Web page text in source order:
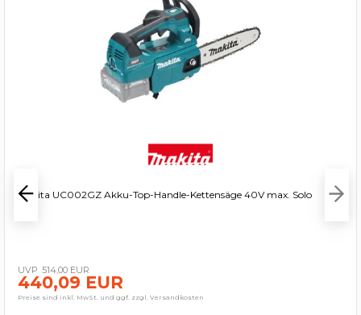
Makita UC002GZ Akku-Top-Handle-Kettensäge 40V max. Solo
514,00 EUR
440,09 EUR
Preise sind inkl. MwSt. und ggf. zzgl. Versandkosten